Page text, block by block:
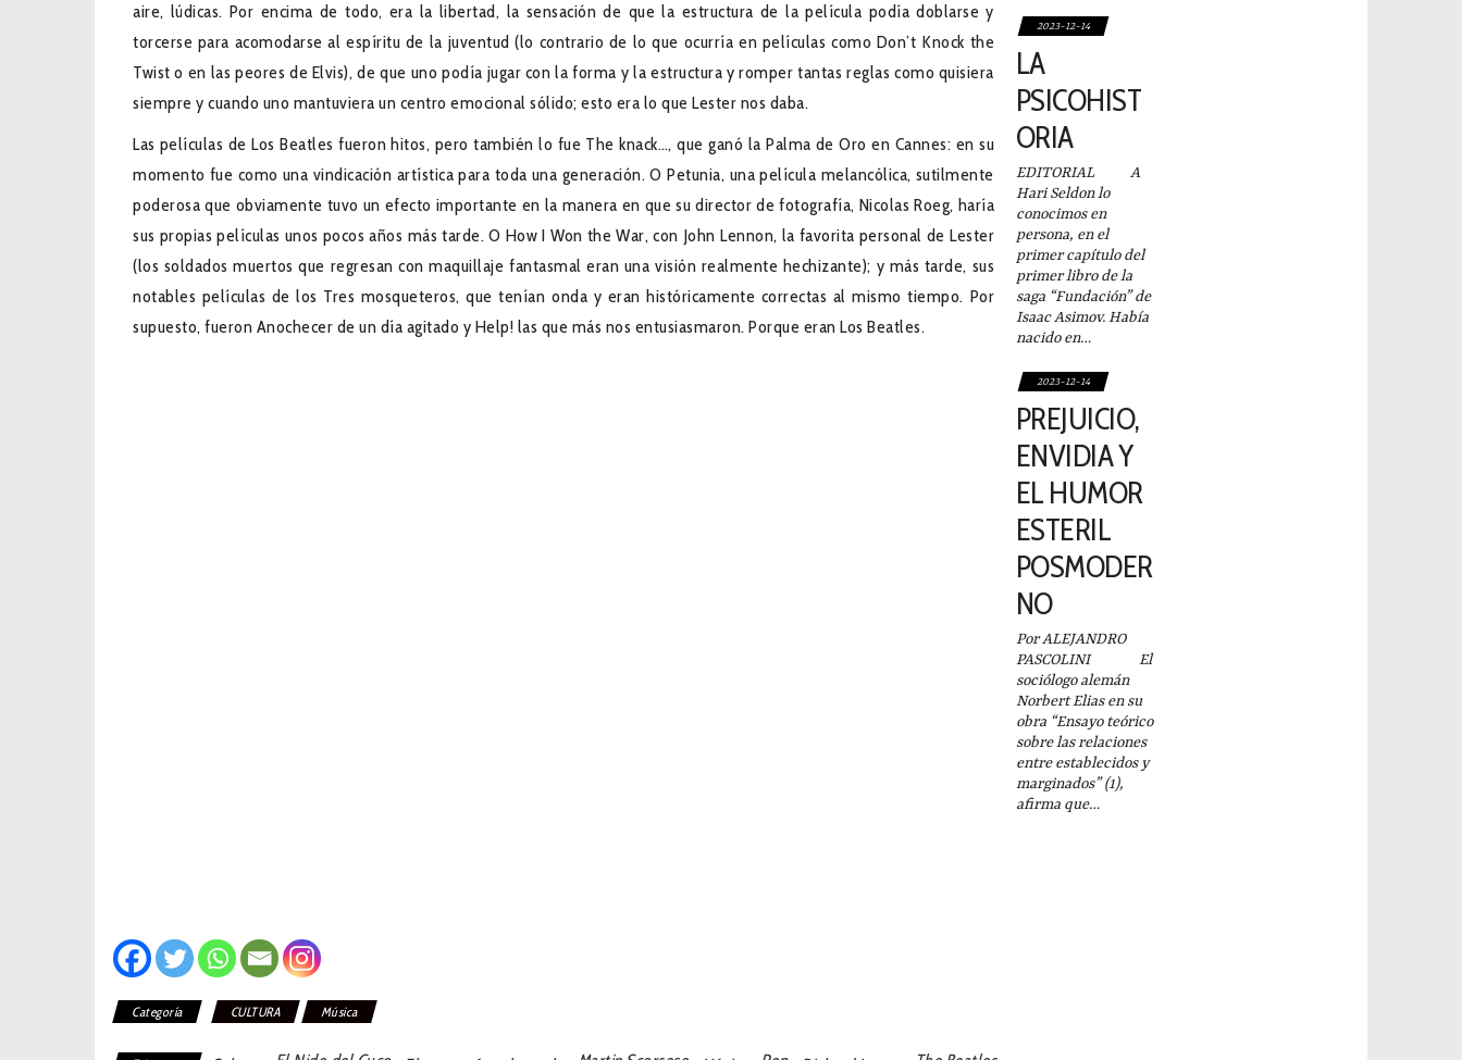
aire, lúdicas. Por encima de todo, era la libertad, la sensación de que la estructura de la película podía doblarse y
torcerse para acomodarse al espíritu de la juventud (lo contrario de lo que ocurría en películas como Don’t Knock the
Twist o en las peores de Elvis), de que uno podía jugar con la forma y la estructura y romper tantas reglas como quisiera
siempre y cuando uno mantuviera un centro emocional sólido; esto era lo que Lester nos daba.
Las películas de Los Beatles fueron hitos, pero también lo fue The knack…, que ganó la Palma de Oro en Cannes: en su
momento fue como una vindicación artística para toda una generación. O Petunia, una película melancólica, sutilmente
poderosa que obviamente tuvo un efecto importante en la manera en que su director de fotografía, Nicolas Roeg, haría
sus propias películas unos pocos años más tarde. O How I Won the War, con John Lennon, la favorita personal de Lester
(los soldados muertos que regresan con maquillaje fantasmal eran una visión realmente hechizante); y más tarde, sus
notables películas de los Tres mosqueteros, que tenían onda y eran históricamente correctas al mismo tiempo. Por
supuesto, fueron Anochecer de un día agitado y Help! las que más nos entusiasmaron. Porque eran Los Beatles.
2023-12-14
LA
PSICOHIST
ORIA
EDITORIAL A
Hari Seldon lo
conocimos en
persona, en el
primer capítulo del
primer libro de la
saga “Fundación” de
Isaac Asimov. Había
nacido en…
2023-12-14
PREJUICIO,
ENVIDIA Y
EL HUMOR
ESTERIL
POSMODER
NO
Por ALEJANDRO
PASCOLINI El
sociólogo alemán
Norbert Elias en su
obra “Ensayo teórico
sobre las relaciones
entre establecidos y
marginados” (1),
afirma que…
Categoría CULTURA Música